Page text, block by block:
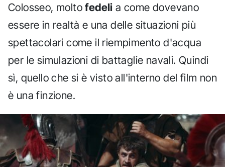
Colosseo, moltofedeli a come dovevano
essere in realtà e una delle situazioni più
spettacolari come il riempimento d'acqua
per le simulazioni di battaglie navali. Quindi
sì, quello che si è visto all'interno del film non
è una finzione.